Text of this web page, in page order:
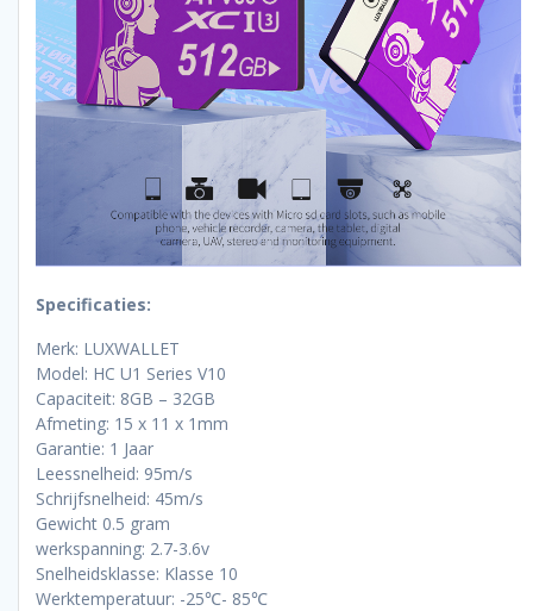
Specificaties:
Merk: LUXWALLET
Model: HC U1 Series V10
Capaciteit: 8GB – 32GB
Afmeting: 15 x 11 x 1mm
Garantie: 1 Jaar
Leessnelheid: 95m/s
Schrijfsnelheid: 45m/s
Gewicht 0.5 gram
werkspanning: 2.7-3.6v
Snelheidsklasse: Klasse 10
Werktemperatuur: -25℃- 85℃